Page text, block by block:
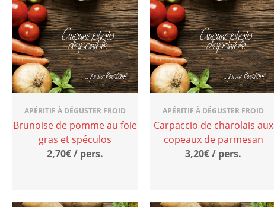
APÉRITIF À DÉGUSTER FROID
Brunoise de pomme au foie
gras et spéculos
2,70€ / pers.
APÉRITIF À DÉGUSTER FROID
Carpaccio de charolais aux
copeaux de parmesan
3,20€ / pers.